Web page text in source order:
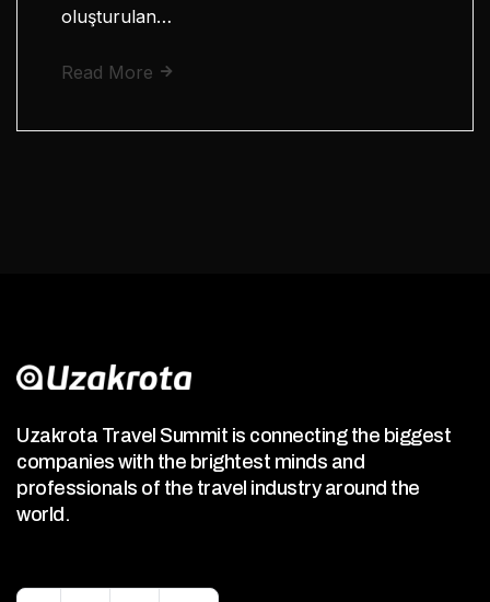
oluşturulan…
Read More
Uzakrota Travel Summit is connecting the biggest
companies with the brightest minds and
professionals of the travel industry around the
world.